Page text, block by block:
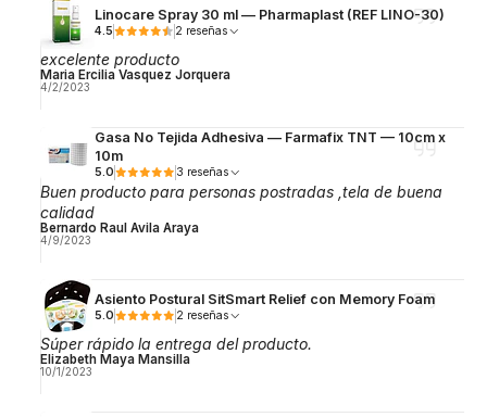
Linocare Spray 30 ml — Pharmaplast (REF LINO-30)
4.5 2 reseñas
excelente producto
Maria Ercilia Vasquez Jorquera
4/2/2023
Gasa No Tejida Adhesiva — Farmafix TNT — 10cm x
10m
5.0 3 reseñas
Buen producto para personas postradas ,tela de buena
calidad
Bernardo Raul Avila Araya
4/9/2023
Asiento Postural SitSmart Relief con Memory Foam
5.0 2 reseñas
Súper rápido la entrega del producto.
Elizabeth Maya Mansilla
10/1/2023